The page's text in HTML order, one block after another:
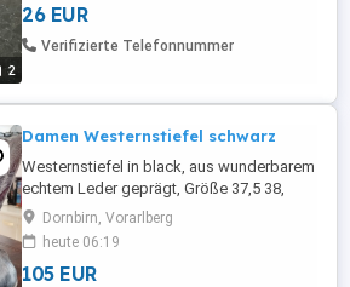
2
26 EUR
Verifizierte Telefonnummer
Damen Westernstiefel schwarz
Westernstiefel in black, aus wunderbarem
echtem Leder geprägt, Größe 37,5 38,
getragen
Dornbirn, Vorarlberg
heute 06:19
105 EUR